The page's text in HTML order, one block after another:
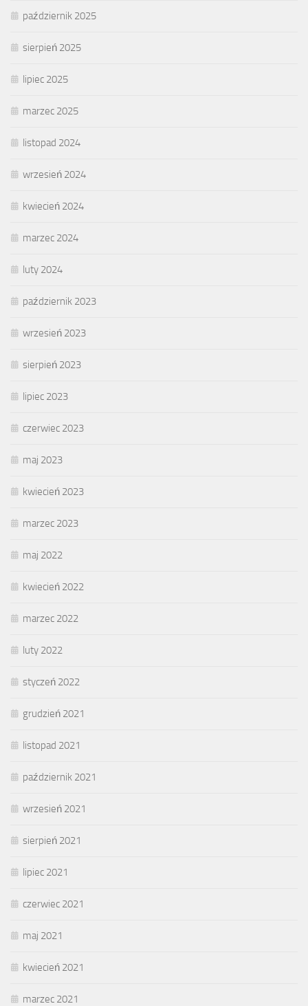
październik 2025
sierpień 2025
lipiec 2025
marzec 2025
listopad 2024
wrzesień 2024
kwiecień 2024
marzec 2024
luty 2024
październik 2023
wrzesień 2023
sierpień 2023
lipiec 2023
czerwiec 2023
maj 2023
kwiecień 2023
marzec 2023
maj 2022
kwiecień 2022
marzec 2022
luty 2022
styczeń 2022
grudzień 2021
listopad 2021
październik 2021
wrzesień 2021
sierpień 2021
lipiec 2021
czerwiec 2021
maj 2021
kwiecień 2021
marzec 2021